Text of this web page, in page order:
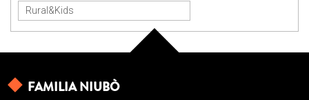
Rural&Kids
FAMILIA NIUBÒ